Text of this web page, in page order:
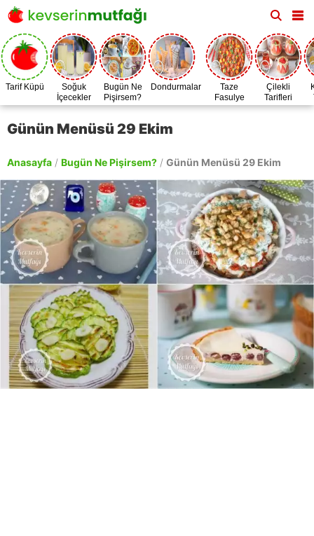
Tarif Küpü
Soğuk
İçecekler
Bugün Ne
Pişirsem?
Dondurmalar
Taze
Fasulye
Zamanı
Çilekli
Tarifleri
Günün Menüsü 29 Ekim
Anasayfa / Bugün Ne Pişirsem? / Günün Menüsü 29 Ekim